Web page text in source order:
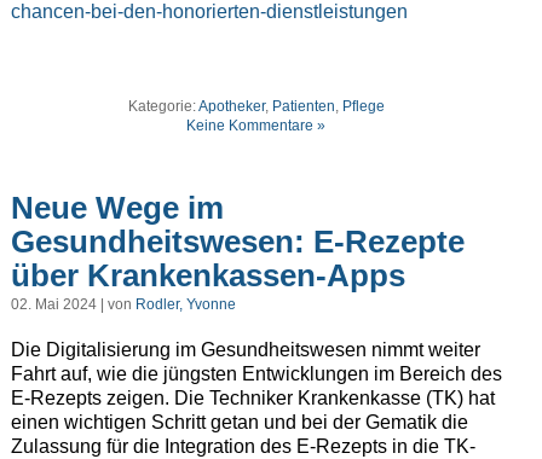
chancen-bei-den-honorierten-dienstleistungen
Kategorie:Apotheker, Patienten, Pflege
Keine Kommentare »
Neue Wege im
Gesundheitswesen: E-Rezepte
über Krankenkassen-Apps
02. Mai 2024 | von Rodler, Yvonne
Die Digitalisierung im Gesundheitswesen nimmt weiter
Fahrt auf, wie die jüngsten Entwicklungen im Bereich des
E-Rezepts zeigen. Die Techniker Krankenkasse (TK) hat
einen wichtigen Schritt getan und bei der Gematik die
Zulassung für die Integration des E-Rezepts in die TK-